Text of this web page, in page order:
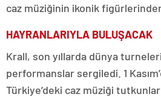
caz müziğinin ikonik
HAYRANLARIYLA BULUŞACAK
Krall, son yıllarda dünya
performanslar sergiledi. 1
Türkiye’deki caz müziği